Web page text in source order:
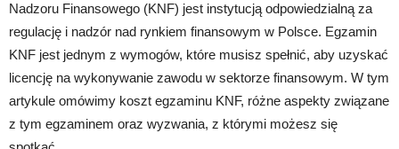
Nadzoru Finansowego (KNF) jest instytucją odpowiedzialną za
regulację i nadzór nad rynkiem finansowym w Polsce. Egzamin
KNF jest jednym z wymogów, które musisz spełnić, aby uzyskać
licencję na wykonywanie zawodu w sektorze finansowym. W tym
artykule omówimy koszt egzaminu KNF, różne aspekty związane
z tym egzaminem oraz wyzwania, z którymi możesz się